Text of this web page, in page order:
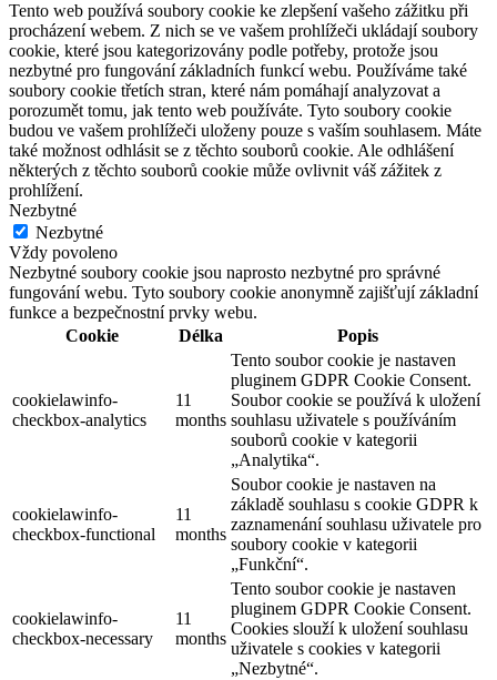
Tento web používá soubory cookie ke zlepšení vašeho zážitku při
procházení webem. Z nich se ve vašem prohlížeči ukládají soubory
cookie, které jsou kategorizovány podle potřeby, protože jsou
nezbytné pro fungování základních funkcí webu. Používáme také
soubory cookie třetích stran, které nám pomáhají analyzovat a
porozumět tomu, jak tento web používáte. Tyto soubory cookie
budou ve vašem prohlížeči uloženy pouze s vaším souhlasem. Máte
také možnost odhlásit se z těchto souborů cookie. Ale odhlášení
některých z těchto souborů cookie může ovlivnit váš zážitek z
prohlížení.
Nezbytné
Nezbytné
Vždy povoleno
Nezbytné soubory cookie jsou naprosto nezbytné pro správné
fungování webu. Tyto soubory cookie anonymně zajišťují základní
funkce a bezpečnostní prvky webu.
Cookie
Délka Popis
cookielawinfo-
checkbox-analytics
11
months
Tento soubor cookie je nastaven
pluginem GDPR Cookie Consent.
Soubor cookie se používá k uložení
souhlasu uživatele s používáním
souborů cookie v kategorii
„Analytika“.
cookielawinfo-
checkbox-functional
11
months
Soubor cookie je nastaven na
základě souhlasu s cookie GDPR k
zaznamenání souhlasu uživatele pro
soubory cookie v kategorii
„Funkční“.
cookielawinfo-
checkbox-necessary
11
months
Tento soubor cookie je nastaven
pluginem GDPR Cookie Consent.
Cookies slouží k uložení souhlasu
uživatele s cookies v kategorii
„Nezbytné“.